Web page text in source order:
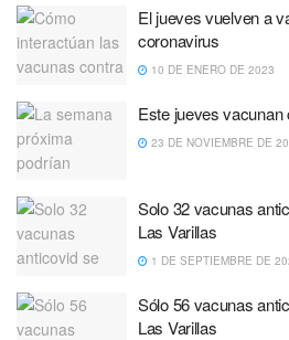
El jueves vuelven a
coronavirus
10 DE ENERO DE 2023
Este jueves vacunan
23 DE NOVIEMBRE DE
Solo 32 vacunas
Las Varillas
1 DE SEPTIEMBRE DE
Sólo 56 vacunas
Las Varillas